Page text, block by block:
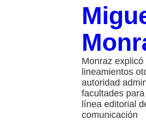
Monraz explicó
lineamientos
autoridad
facultades
línea editorial
comunicación